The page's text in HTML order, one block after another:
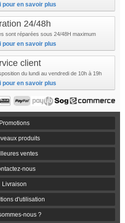
pour en savoir plus
24/48h
sont réparées sous 24/48H maximum
pour en savoir plus
client
du lundi au vendredi de 10h à 19h
pour en savoir plus
Promotions
produits
ventes
nous
Livraison
d'utilisation
nous ?